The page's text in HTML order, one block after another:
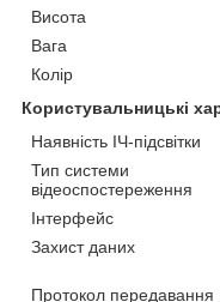
Висота
Вага
Колір
Користувальницькі
Наявність ІЧ-підсвітки
Тип системи
відеоспостереження
Інтерфейс
Захист даних
Протокол передавання